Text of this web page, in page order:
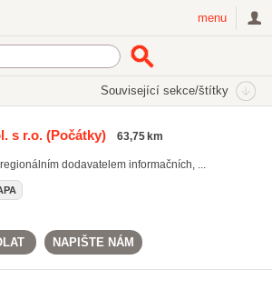
menu
Související sekce/štítky
s r.o.(Počátky) 63,75 km
dodavatelem informačních, ...
NAPIŠTE NÁM